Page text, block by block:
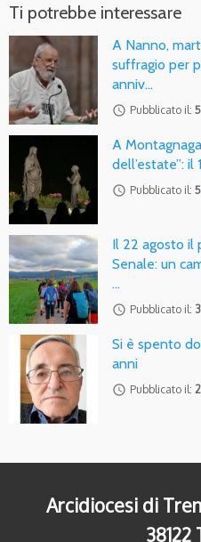
Ti potrebbe interessare
A Nanno,
suffragio per
anniv…
access_time Pubblicato il:
A
dell’estate”:
access_time Pubblicato il:
Il 22 agosto il
Senale: un
…
access_time Pubblicato il:
Si è spento
anni
access_time Pubblicato il:
Arcidiocesi di